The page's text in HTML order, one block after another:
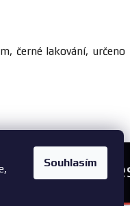
Souhlasím
černé lakování,